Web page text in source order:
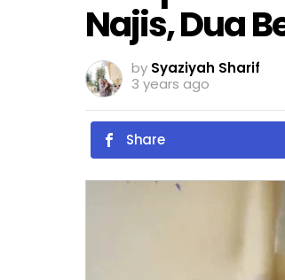
Najis, Dua
by Syaziyah Sharif
3 years ago
Share